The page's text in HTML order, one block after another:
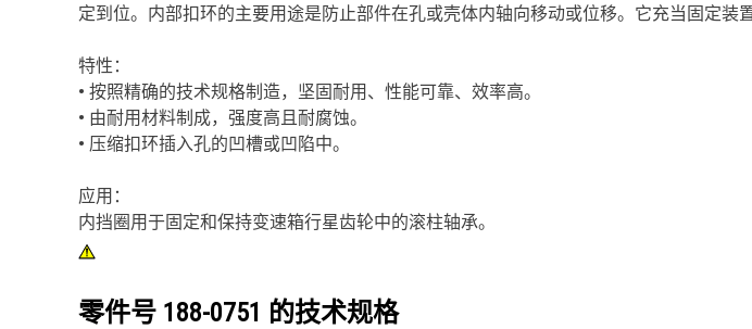
定到位。内部扣环的主要用途是防止部件在孔或壳体内轴向移动或位移。它充当固定装
特性：
• 按照精确的技术规格制造，坚固耐用、性能可靠、效率高。
• 由耐用材料制成，强度高且耐腐蚀。
• 压缩扣环插入孔的凹槽或凹陷中。
应用：
内挡圈用于固定和保持变速箱行星齿轮中的滚柱轴承。
零件号 188-0751 的技术规格